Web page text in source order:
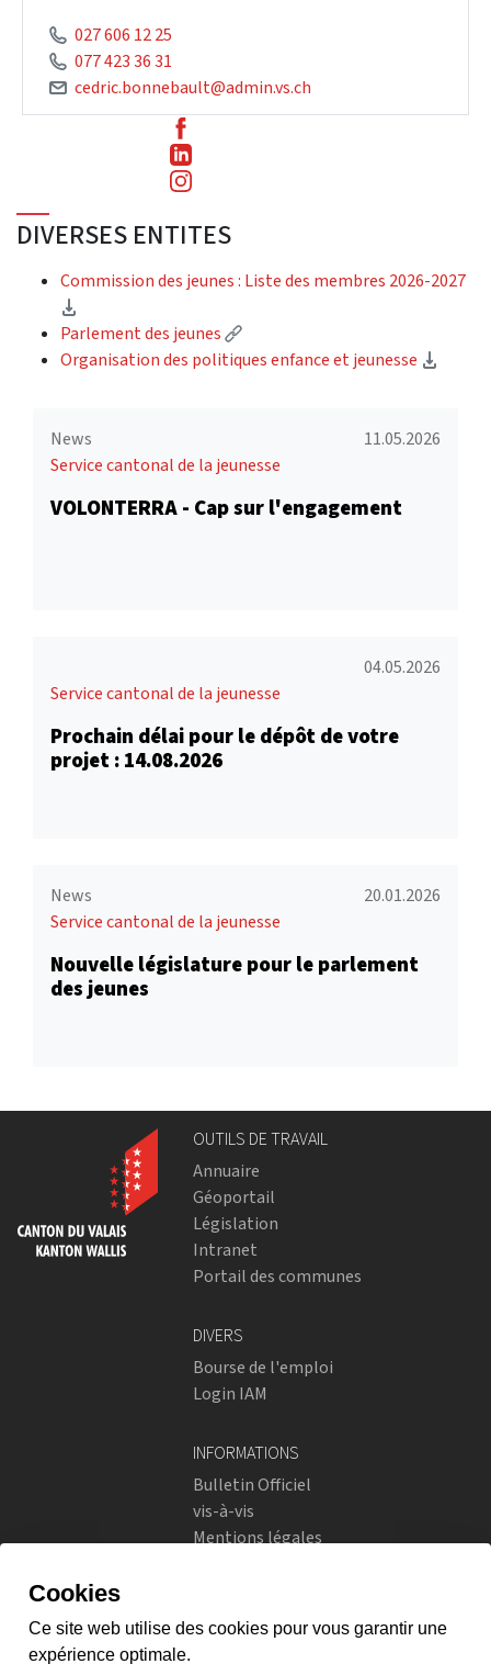
027 606 12 25
077 423 36 31
cedric.bonnebault@admin.vs.ch
DIVERSES ENTITES
Commission des jeunes : Liste des membres 2026-2027
Parlement des jeunes
(External link)
Organisation des politiques enfance et jeunesse
News
11.05.2026
Service cantonal de la jeunesse
VOLONTERRA - Cap sur l'engagement
04.05.2026
Service cantonal de la jeunesse
Prochain délai pour le dépôt de votre
projet : 14.08.2026
News
20.01.2026
Service cantonal de la jeunesse
Nouvelle législature pour le parlement
des jeunes
OUTILS DE TRAVAIL
Annuaire
Géoportail
Législation
Intranet
Portail des communes
DIVERS
Bourse de l'emploi
Login IAM
INFORMATIONS
Bulletin Officiel
vis-à-vis
Mentions légales